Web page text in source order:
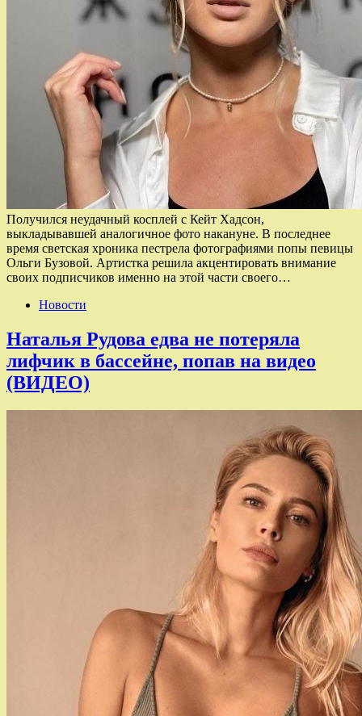
Получился неудачный косплей с Кейт Хадсон,
выкладывавшей аналогичное фото накануне. В последнее
время светская хроника пестрела фотографиями попы певицы
Ольги Бузовой. Артистка решила акцентировать внимание
своих подписчиков именно на этой части своего…
Новости
Наталья Рудова едва не потеряла
лифчик в бассейне, попав на видео
(ВИДЕО)